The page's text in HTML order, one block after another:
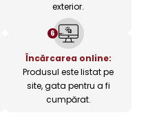
exterior.
6
Încărcarea online:
Produsul este listat pe
site, gata pentru a fi
cumpărat.